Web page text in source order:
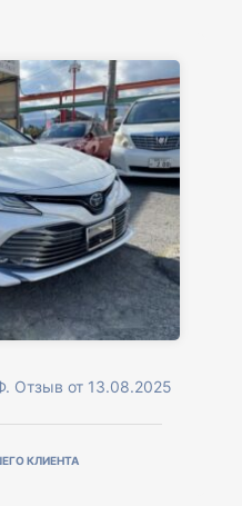
Отзыв от 13.08.2025
КЛИЕНТА